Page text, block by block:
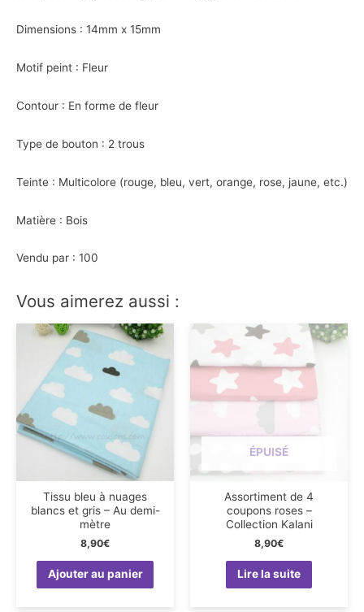
Dimensions : 14mm x 15mm
Motif peint : Fleur
Contour : En forme de fleur
Type de bouton : 2 trous
Teinte : Multicolore (rouge, bleu, vert, orange, rose, jaune, etc.)
Matière : Bois
Vendu par : 100
Vous aimerez aussi :
Tissu bleu à nuages
blancs et gris – Au demi-
mètre
8,90€
Ajouter au panier
ÉPUISÉ
Assortiment de 4
coupons roses –
Collection Kalani
8,90€
Lire la suite